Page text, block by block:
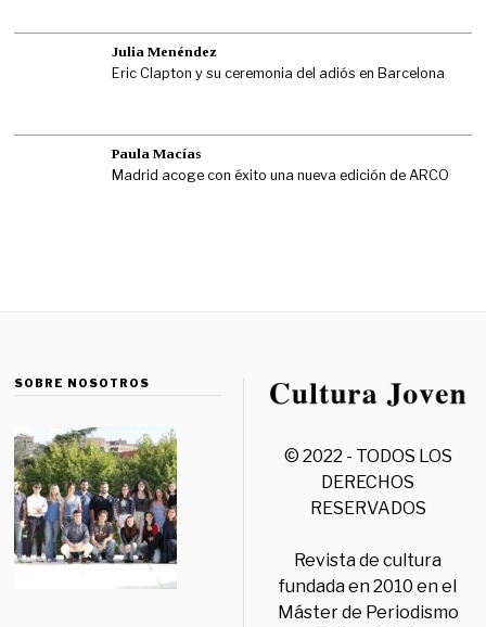
Julia Menéndez
Eric Clapton y su ceremonia del adiós en Barcelona
Paula Macías
Madrid acoge con éxito una nueva edición de ARCO
SOBRE NOSOTROS
© 2022 - TODOS LOS
DERECHOS
RESERVADOS
Revista de cultura
fundada en 2010 en el
Máster de Periodismo